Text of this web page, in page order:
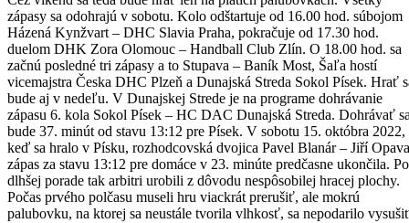
zápasy sa odohrajú v sobotu. Kolo odštartuje od 16.00 hod. súbojom
Házená Kynžvart – DHC Slavia Praha, pokračuje od 17.30 hod.
duelom DHK Zora Olomouc – Handball Club Zlín. O 18.00 hod. sa
začnú posledné tri zápasy a to Stupava – Baník Most, Šaľa hostí
vicemajstra Česka DHC Plzeň a Dunajská Streda Sokol Písek. Hrať
bude aj v nedeľu. V Dunajskej Strede je na programe dohrávanie
zápasu 6. kola Sokol Písek – HC DAC Dunajská Streda. Dohrávať
bude 37. minút od stavu 13:12 pre Písek. V sobotu 15. októbra 2022,
keď sa hralo v Písku, rozhodcovská dvojica Pavel Blanár – Jiří Opava
zápas za stavu 13:12 pre domáce v 23. minúte predčasne ukončila. Po
dlhšej porade tak arbitri urobili z dôvodu nespôsobilej hracej plochy.
Počas prvého polčasu museli hru viackrát prerušiť, ale mokrú
palubovku, na ktorej sa neustále tvorila vlhkosť, sa nepodarilo